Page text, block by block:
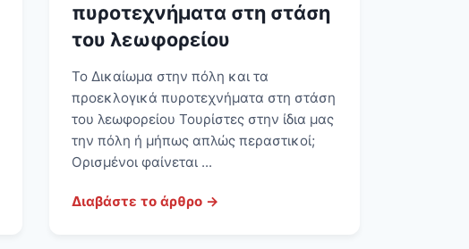
πυροτεχνήματα στη στάση
του λεωφορείου
Το Δικαίωμα στην πόλη και τα
προεκλογικά πυροτεχνήματα στη στάση
του λεωφορείου Τουρίστες στην ίδια μας
την πόλη ή μήπως απλώς περαστικοί;
Ορισμένοι φαίνεται ...
Διαβάστε το άρθρο →